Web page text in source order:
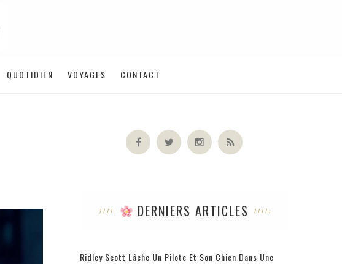
QUOTIDIEN VOYAGES CONTACT
DERNIERS ARTICLES
Ridley Scott Lâche Un Pilote Et Son Chien Dans Une